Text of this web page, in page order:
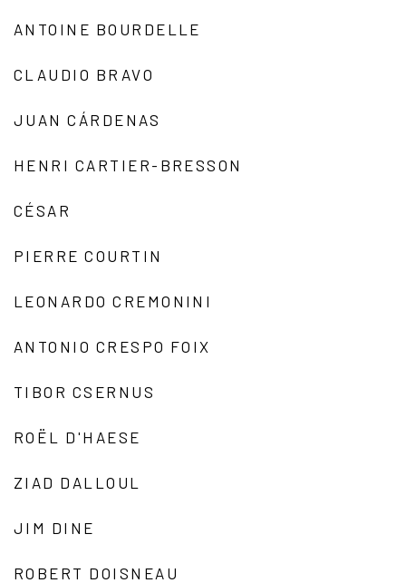
ANTOINE BOURDELLE
CLAUDIO BRAVO
JUAN CÁRDENAS
HENRI CARTIER-BRESSON
CÉSAR
PIERRE COURTIN
LEONARDO CREMONINI
ANTONIO CRESPO FOIX
TIBOR CSERNUS
ROËL D'HAESE
ZIAD DALLOUL
JIM DINE
ROBERT DOISNEAU